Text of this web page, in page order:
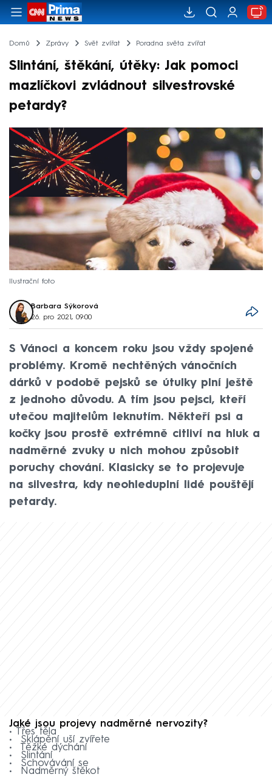
Domů Zprávy Svět zvířat Poradna světa zvířat
Slintání, štěkání, útěky: Jak pomoci
mazlíčkovi zvládnout silvestrovské
petardy?
Ilustrační foto
Barbara Sýkorová
26. pro 2021, 09:00
S Vánoci a koncem roku jsou vždy spojené
problémy. Kromě nechtěných vánočních
dárků v podobě pejsků se útulky plní ještě
z jednoho důvodu. A tím jsou pejsci, kteří
utečou majitelům leknutím. Někteří psi a
kočky jsou prostě extrémně citliví na hluk a
nadměrné zvuky u nich mohou způsobit
poruchy chování. Klasicky se to projevuje
na silvestra, kdy neohleduplní lidé pouštějí
petardy.
Jaké jsou projevy nadměrné nervozity?
• Třes těla
• Sklápění uší zvířete
• Těžké dýchání
• Slintání
• Schovávání se
• Nadměrný štěkot